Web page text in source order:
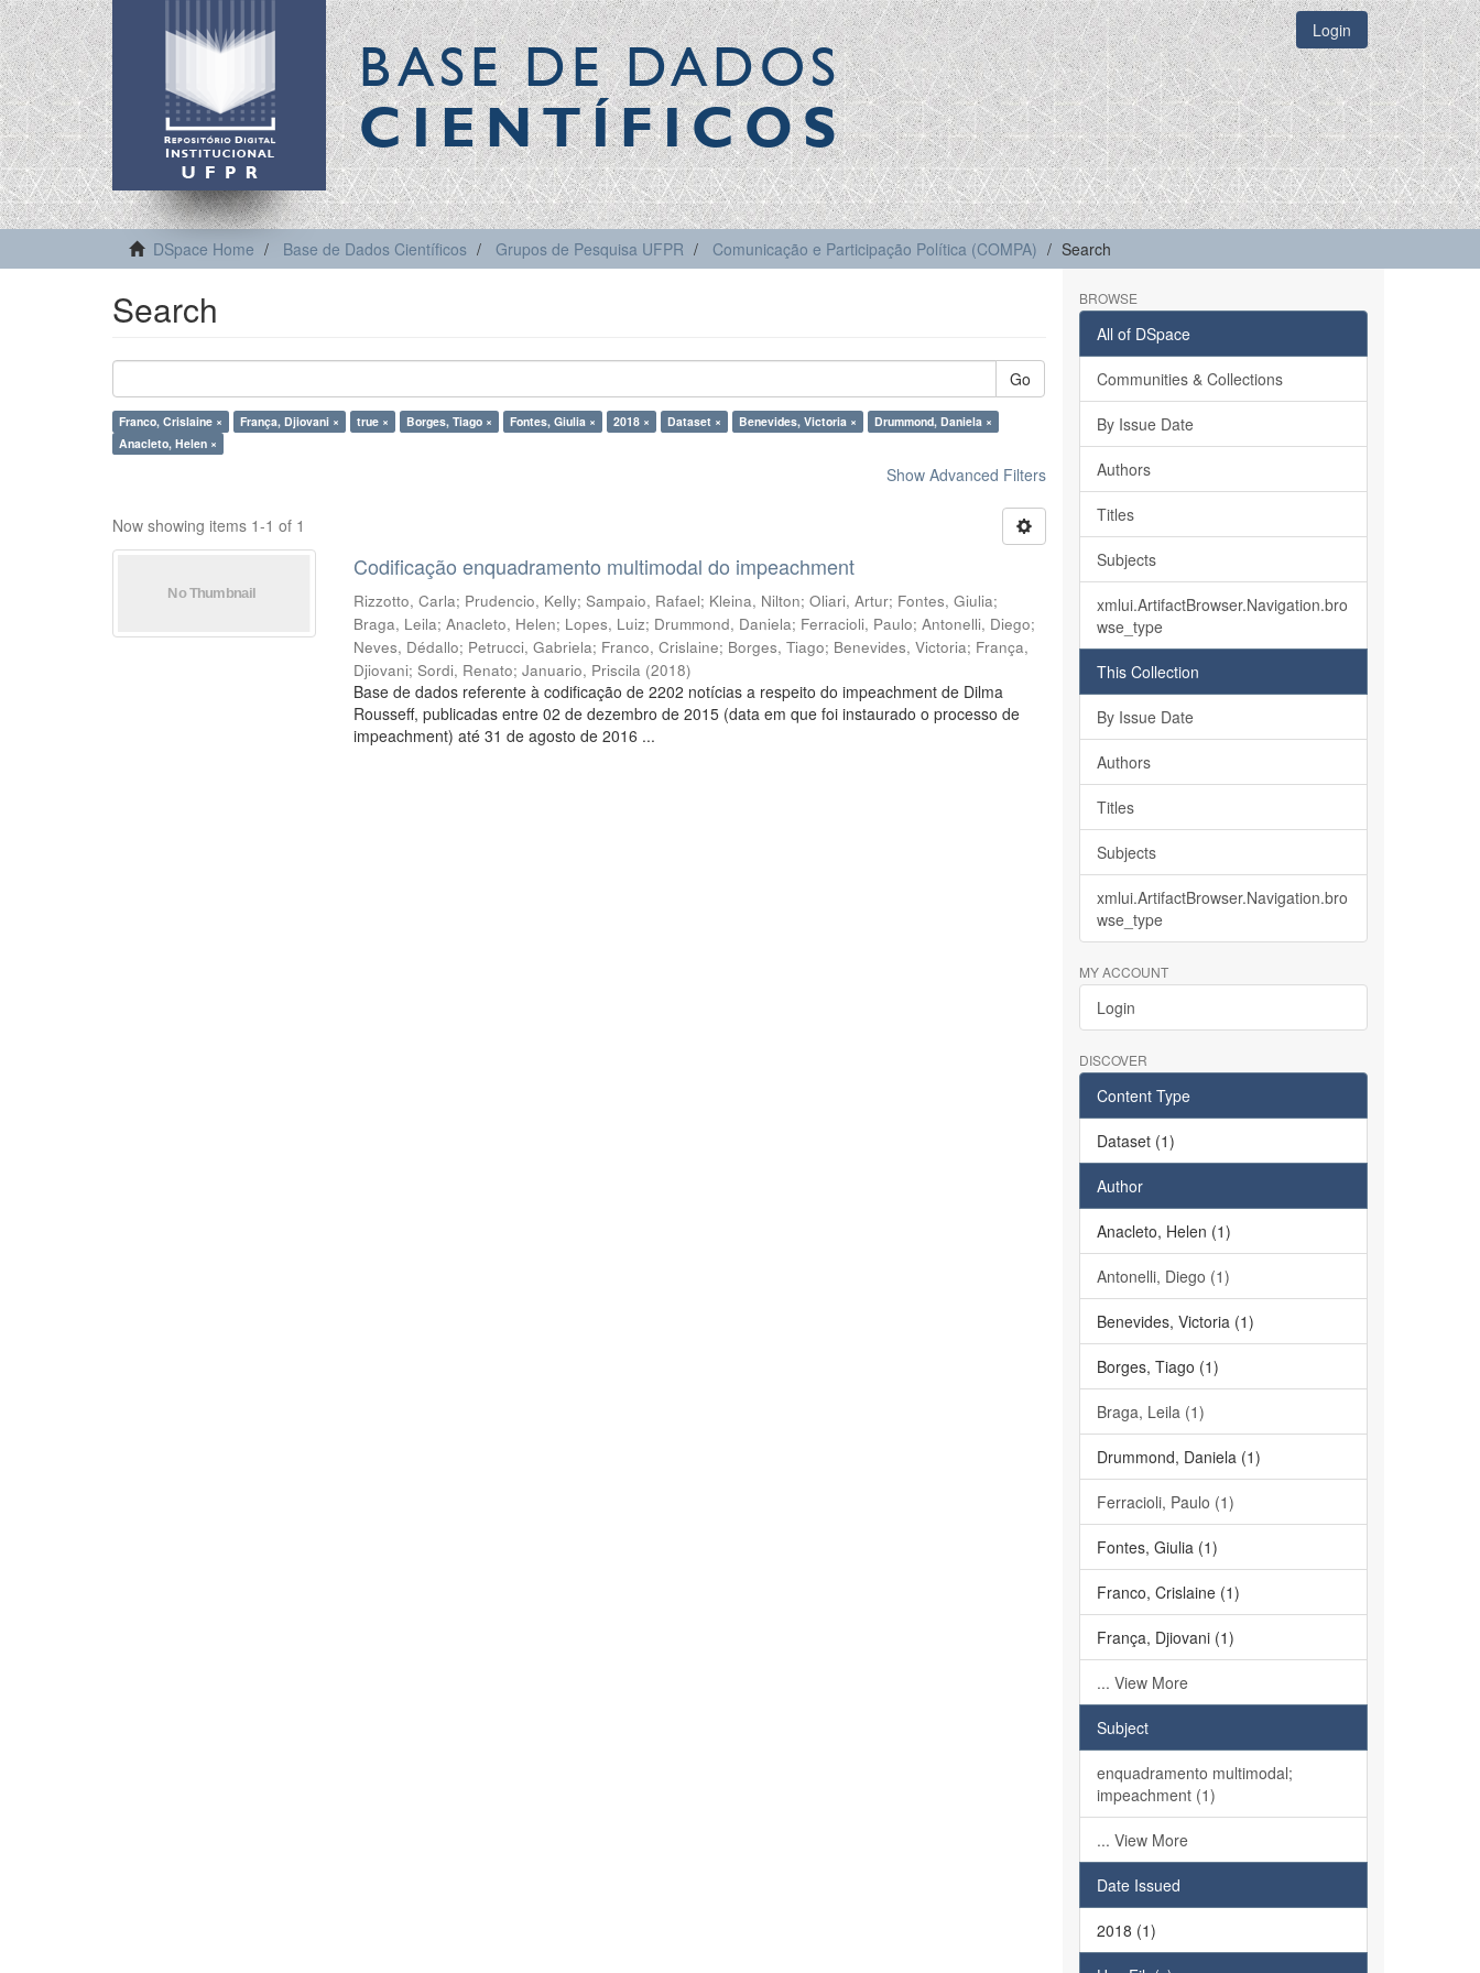
BASE DE DADOS
CIENTÍFICOS
Login
DSpace Home Base de Dados Científicos Grupos de Pesquisa UFPR Comunicação e Participação Política (COMPA) Search
Search
Go
Franco, Crislaine × França, Djiovani × true × Borges, Tiago × Fontes, Giulia × 2018 × Dataset × Benevides, Victoria ×
Drummond, Daniela ×
Anacleto, Helen ×
Show Advanced Filters
Now showing items 1-1 of 1
Codificação enquadramento multimodal do impeachment
Rizzotto, Carla; Prudencio, Kelly;Sampaio, Rafael; Kleina, Nilton;Oliari, Artur; Fontes, Giulia;
Braga, Leila;Anacleto, Helen; Lopes, Luiz; Drummond, Daniela; Ferracioli, Paulo;Antonelli, Diego;
Neves, Dédallo; Petrucci, Gabriela; Franco, Crislaine; Borges, Tiago; Benevides, Victoria; França,
Djiovani;Sordi, Renato;Januario, Priscila (2018)
Base de dados referente à codificação de 2202 notícias a respeito do impeachment de Dilma
Rousseff, publicadas entre 02 de dezembro de 2015 (data em que foi instaurado o processo de
impeachment) até 31 de agosto de 2016 ...
BROWSE
All of DSpace
Communities & Collections
By Issue Date
Authors
Titles
Subjects
xmlui.ArtifactBrowser.Navigation.bro
wse_type
This Collection
By Issue Date
Authors
Titles
Subjects
xmlui.ArtifactBrowser.Navigation.bro
wse_type
MY ACCOUNT
Login
DISCOVER
Content Type
Dataset (1)
Author
Anacleto, Helen (1)
Antonelli, Diego (1)
Benevides, Victoria (1)
Borges, Tiago (1)
Braga, Leila (1)
Drummond, Daniela (1)
Ferracioli, Paulo (1)
Fontes, Giulia (1)
Franco, Crislaine (1)
França, Djiovani (1)
... View More
Subject
enquadramento multimodal;
impeachment (1)
... View More
Date Issued
2018 (1)